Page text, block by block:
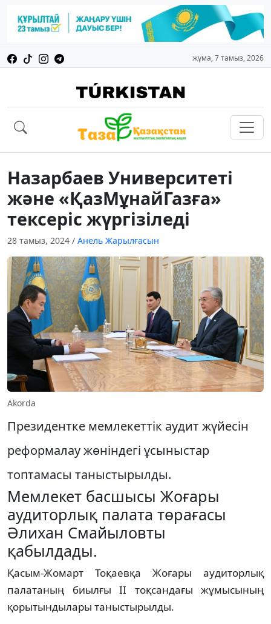
жұма, 7 тамыз, 2026
Назарбаев Университеті
және «ҚазМұнайГазға»
тексеріс жүргізіледі
28 тамыз, 2024 / Анель Жарылғасын
Akorda
Президентке мемлекеттік аудит жүйесін
реформалау жөніндегі ұсыныстар
топтамасы таныстырылды.
Мемлекет басшысы Жоғары
аудиторлық палата төрағасы
Әлихан Смайыловты
қабылдады.
Қасым-Жомарт Тоқаевқа Жоғары аудиторлық
палатаның биылғы II тоқсандағы жұмысының
қорытындылары таныстырылды.